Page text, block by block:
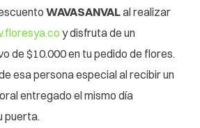
WAVASANVALal realizar
y disfruta de un
de $10.000 en tu pedido de flores.
esa persona especial al recibir un
entregado el mismo día
puerta.